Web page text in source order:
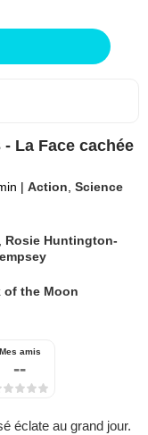
La Face cachée
| Action ,Science
Rosie Huntington-
of the Moon
Mes amis
--
éclate au grand jour.